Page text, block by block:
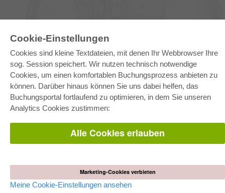
Cookie-Einstellungen
Cookies sind kleine Textdateien, mit denen Ihr Webbrowser Ihre
sog. Session speichert. Wir nutzen technisch notwendige
Cookies, um einen komfortablen Buchungsprozess anbieten zu
können. Darüber hinaus können Sie uns dabei helfen, das
Buchungsportal fortlaufend zu optimieren, in dem Sie unseren
Analytics Cookies zustimmen:
Alle Cookies erlauben
Marketing-Cookies verbieten
Meine Cookie-Einstellungen ansehen
E-COLLECTION
Gesamtpaket
Fachbereichspakete
Pick & Choose
Bereitstellung von E-Books
AGB
Dissertation publizieren
Habilitation publizieren